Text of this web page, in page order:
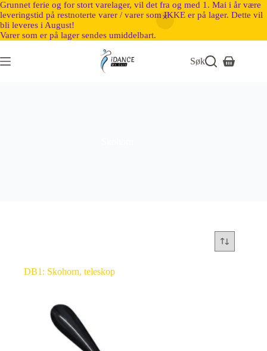
Grunnet ferie og for stort varelager, vil det fra og med 1. Mai i år være
leveringstid på restnoterte varer / varer som IKKE er på lager. Dette vil
bli leveres i August!
Varer som er på lager sendes umiddelbart.
Søk
DB1: Skohorn, teleskop